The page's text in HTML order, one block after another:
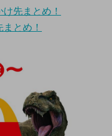
先まとめ！
とめ！